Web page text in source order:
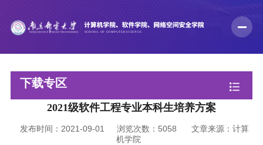
下载专区
2021级软件工程专业本科生培养方案
发布时间：2021-09-01 浏览次数： 5058
文章来源：计算
机学院